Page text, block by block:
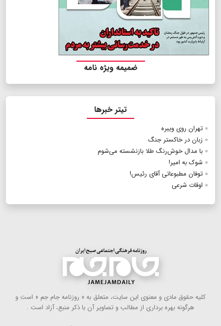
ضمیمه ویژه نامه
تیتر خبرها
تهران روی ویبره
زبان در خاکستر جنگ
با مدال خوش‌رنگ طلا بازنشسته می‌شوم
شوک به امیر!
توفان مطبوعاتی آقای رئیس!
اوقات شرعی
كلیه حقوق مادی و معنوی این سایت، متعلق به « روزنامه جام جم » است و
هرگونه بهره ‌برداری از مطالب و تصاویر آن با ذكر منبع، آزاد است .